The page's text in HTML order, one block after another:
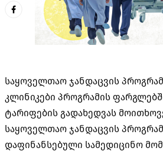
საყოველთაო ჯანდაცვის
კლინიკები პროგრამის
ტარიფების გადახედვას
საყოველთაო ჯანდაცვის
დაფინანსებული სამედიცინო